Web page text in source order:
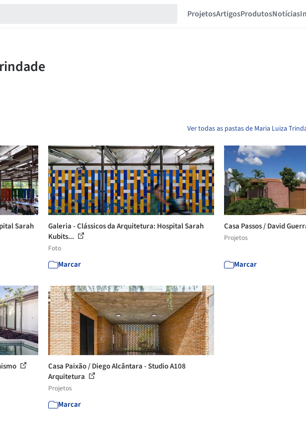
ProjetosArtigosProdutosNotícias
Ver todas as pastas de Maria Luiza
Sarah
Galeria - Clássicos da Arquitetura: Hospital Sarah
Kubits...
Foto
Marcar
Casa Passos / David
Projetos
Marcar
Casa Paixão / Diego Alcântara - Studio A108
Arquitetura
Projetos
Marcar